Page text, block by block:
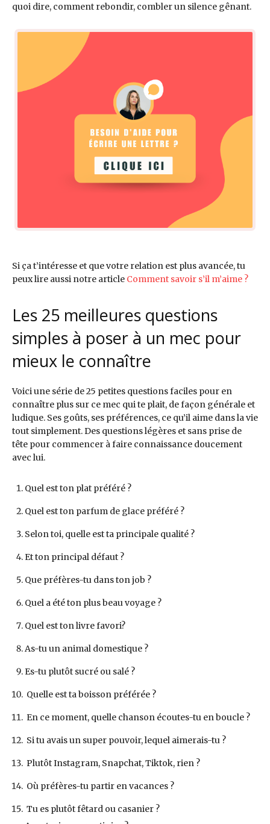
quoi dire, comment rebondir, combler un silence gênant.
Si ça t’intéresse et que votre relation est plus avancée, tu
peux lire aussi notre article Comment savoir s’il m’aime ?
Les 25 meilleures questions
simples à poser à un mec pour
mieux le connaître
Voici une série de 25 petites questions faciles pour en
connaître plus sur ce mec qui te plait, de façon générale et
ludique. Ses goûts, ses préférences, ce qu’il aime dans la vie
tout simplement. Des questions légères et sans prise de
tête pour commencer à faire connaissance doucement
avec lui.
Quel est ton plat préféré ?
Quel est ton parfum de glace préféré ?
Selon toi, quelle est ta principale qualité ?
Et ton principal défaut ?
Que préfères-tu dans ton job ?
Quel a été ton plus beau voyage ?
Quel est ton livre favori?
As-tu un animal domestique ?
Es-tu plutôt sucré ou salé ?
Quelle est ta boisson préférée ?
En ce moment, quelle chanson écoutes-tu en boucle ?
Si tu avais un super pouvoir, lequel aimerais-tu ?
Plutôt Instagram, Snapchat, Tiktok, rien ?
Où préfères-tu partir en vacances ?
Tu es plutôt fêtard ou casanier ?